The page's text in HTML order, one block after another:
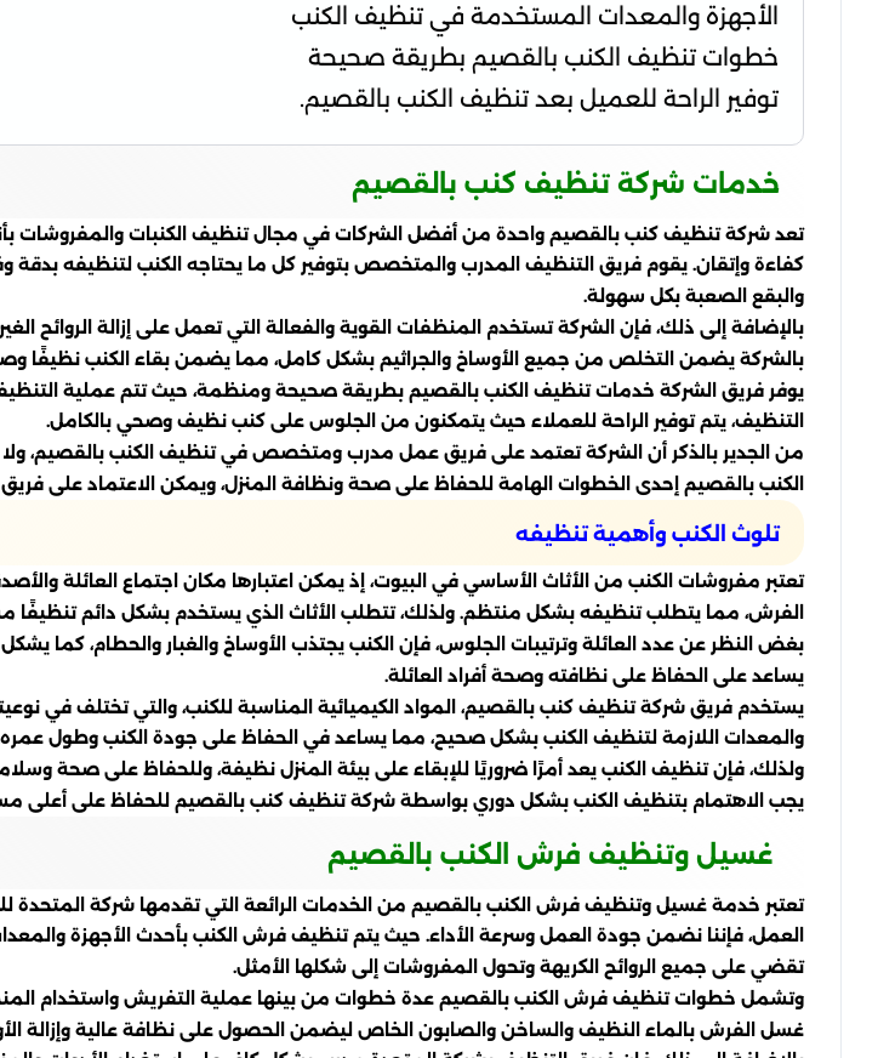
الأجهزة والمعدات المستخدمة في تنظيف الكنب
خطوات تنظيف الكنب بالقصيم بطريقة صحيحة
توفير الراحة للعميل بعد تنظيف الكنب بالقصيم.
خدمات شركة تنظيف كنب بالقصيم
تعد شركة تنظيف كنب بالقصيم واحدة من أفضل الشركات في مجال تنظيف الكنبات والمفروشات
كفاءة وإتقان. يقوم فريق التنظيف المدرب والمتخصص بتوفير كل ما يحتاجه الكنب لتنظيفه بدقة
والبقع الصعبة بكل سهولة.
بالإضافة إلى ذلك، فإن الشركة تستخدم المنظفات القوية والفعالة التي تعمل على إزالة الروائح
بالشركة يضمن التخلص من جميع الأوساخ والجراثيم بشكل كامل، مما يضمن بقاء الكنب نظيفًا
يوفر فريق الشركة خدمات تنظيف الكنب بالقصيم بطريقة صحيحة ومنظمة، حيث تتم عملية التنظيف
التنظيف، يتم توفير الراحة للعملاء حيث يتمكنون من الجلوس على كنب نظيف وصحي بالكامل.
من الجدير بالذكر أن الشركة تعتمد على فريق عمل مدرب ومتخصص في تنظيف الكنب بالقصيم، ولا
الكنب بالقصيم إحدى الخطوات الهامة للحفاظ على صحة ونظافة المنزل، ويمكن الاعتماد على
تلوث الكنب وأهمية تنظيفه
تعتبر مفروشات الكنب من الأثاث الأساسي في البيوت، إذ يمكن اعتبارها مكان اجتماع العائلة
الفرش، مما يتطلب تنظيفه بشكل منتظم. ولذلك، تتطلب الأثاث الذي يستخدم بشكل دائم تنظيفًا
بغض النظر عن عدد العائلة وترتيبات الجلوس، فإن الكنب يجتذب الأوساخ والغبار والحطام، كما
يساعد على الحفاظ على نظافته وصحة أفراد العائلة.
يستخدم فريق شركة تنظيف كنب بالقصيم، المواد الكيميائية المناسبة للكنب، والتي تختلف في
والمعدات اللازمة لتنظيف الكنب بشكل صحيح، مما يساعد في الحفاظ على جودة الكنب وطول
ولذلك، فإن تنظيف الكنب يعد أمرًا ضروريًا للإبقاء على بيئة المنزل نظيفة، وللحفاظ على صحة
يجب الاهتمام بتنظيف الكنب بشكل دوري بواسطة شركة تنظيف كنب بالقصيم للحفاظ على أعلى
غسيل وتنظيف فرش الكنب بالقصيم
تعتبر خدمة غسيل وتنظيف فرش الكنب بالقصيم من الخدمات الرائعة التي تقدمها شركة المتحدة
العمل، فإننا نضمن جودة العمل وسرعة الأداء. حيث يتم تنظيف فرش الكنب بأحدث الأجهزة
تقضي على جميع الروائح الكريهة وتحول المفروشات إلى شكلها الأمثل.
وتشمل خطوات تنظيف فرش الكنب بالقصيم عدة خطوات من بينها عملية التفريش واستخدام
غسل الفرش بالماء النظيف والساخن والصابون الخاص ليضمن الحصول على نظافة عالية وإزالة